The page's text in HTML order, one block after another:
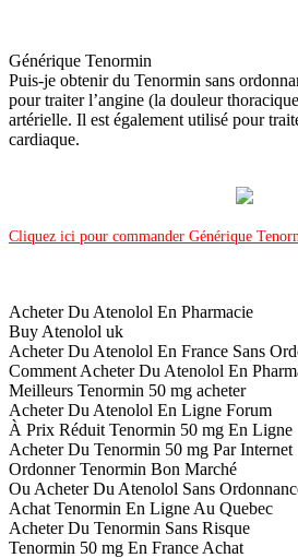
Générique Tenormin
Puis-je obtenir du Tenormin sans
pour traiter l’angine (la douleur
artérielle. Il est également utilisé pour
cardiaque.
Cliquez ici pour commander Générique
Acheter Du Atenolol En Pharmacie
Buy Atenolol uk
Acheter Du Atenolol En France Sans
Comment Acheter Du Atenolol En
Meilleurs Tenormin 50 mg acheter
Acheter Du Atenolol En Ligne Forum
À Prix Réduit Tenormin 50 mg En Ligne
Acheter Du Tenormin 50 mg Par Internet
Ordonner Tenormin Bon Marché
Ou Acheter Du Atenolol Sans
Achat Tenormin En Ligne Au Quebec
Acheter Du Tenormin Sans Risque
Tenormin 50 mg En France Achat